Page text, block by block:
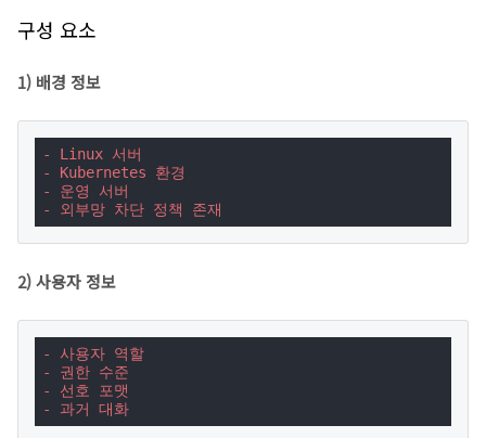
구성 요소
1) 배경 정보
- Linux 서버
- Kubernetes 환경
- 운영 서버
- 외부망 차단 정책 존재
2) 사용자 정보
- 사용자 역할
- 권한 수준
- 선호 포맷
- 과거 대화